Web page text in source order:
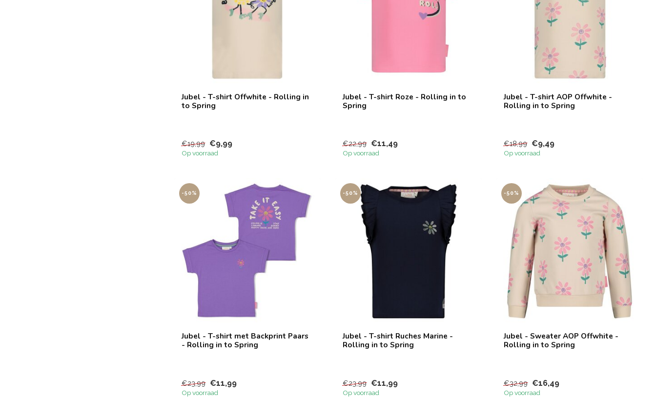
Jubel - T-shirt Offwhite - Rolling in
to Spring
€19,99 €9,99
Op voorraad
Jubel - T-shirt Roze - Rolling in to
Spring
€22,99 €11,49
Op voorraad
Jubel - T-shirt AOP Offwhite -
Rolling in to Spring
€18,99 €9,49
Op voorraad
-50%
Jubel - T-shirt met Backprint Paars
- Rolling in to Spring
€23,99 €11,99
Op voorraad
-50%
Jubel - T-shirt Ruches Marine -
Rolling in to Spring
€23,99 €11,99
Op voorraad
-50%
Jubel - Sweater AOP Offwhite -
Rolling in to Spring
€32,99 €16,49
Op voorraad